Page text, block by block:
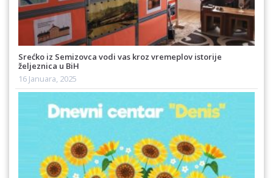
Srećko iz Semizovca vodi vas kroz vremeplov istorije
željeznica u BiH
16 Januara, 2025